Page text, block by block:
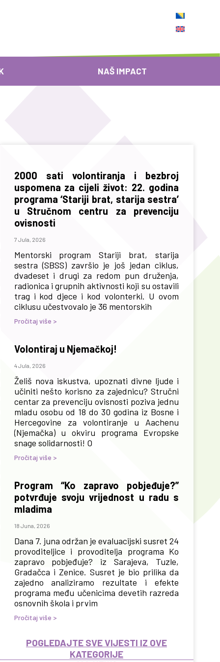
NAŠ IMPACT
2000 sati volontiranja i bezbroj
uspomena za cijeli život: 22. godina
programa ‘Stariji brat, starija sestra’
u Stručnom centru za prevenciju
ovisnosti
7 Jula, 2026
Mentorski program Stariji brat, starija
sestra (SBSS) završio je još jedan ciklus,
dvadeset i drugi za redom pun druženja,
radionica i grupnih aktivnosti koji su ostavili
trag i kod djece i kod volonterki. U ovom
ciklusu učestvovalo je 36 mentorskih
Pročitaj više >
Volontiraj u Njemačkoj!
4 Jula, 2026
Želiš nova iskustva, upoznati divne ljude i
učiniti nešto korisno za zajednicu? Stručni
centar za prevenciju ovisnosti poziva jednu
mladu osobu od 18 do 30 godina iz Bosne i
Hercegovine za volontiranje u Aachenu
(Njemačka) u okviru programa Evropske
snage solidarnosti! O
Pročitaj više >
Program “Ko zapravo pobjeđuje?”
potvrđuje svoju vrijednost u radu s
mladima
18 Juna, 2026
Dana 7. juna održan je evaluacijski susret 24
provoditeljice i provoditelja programa Ko
zapravo pobjeđuje? iz Sarajeva, Tuzle,
Gradačca i Zenice. Susret je bio prilika da
zajedno analiziramo rezultate i efekte
programa među učenicima devetih razreda
osnovnih škola i prvim
Pročitaj više >
POGLEDAJTE SVE VIJESTI IZ OVE
KATEGORIJE